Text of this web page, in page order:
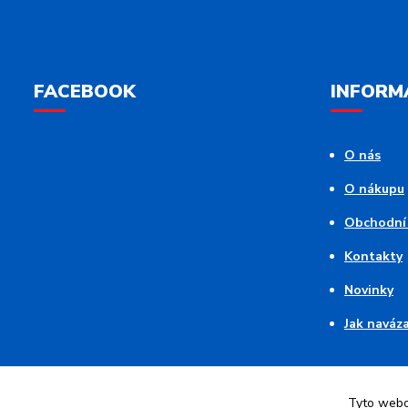
FACEBOOK
O nás
O nákupu
Kontakty
Novinky
Jak
Tyto